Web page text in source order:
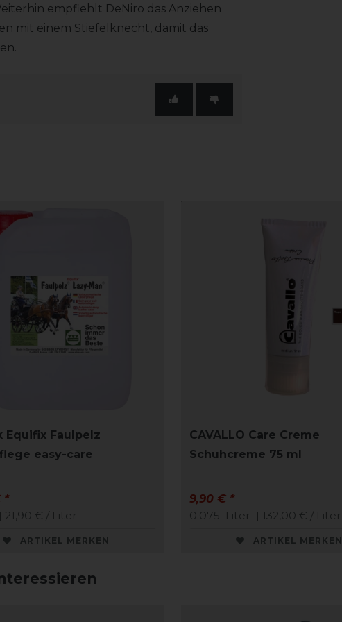
empfiehlt DeNiro das Anziehen
mit einem Stiefelknecht, damit das
Equifix Faulpelz
easy-care
*
| 21,90 € / Liter
ARTIKEL MERKEN
CAVALLO Care Creme
Schuhcreme 75 ml
9,90 € *
0.075 Liter | 132,00 € / Liter
ARTIKEL MERKEN